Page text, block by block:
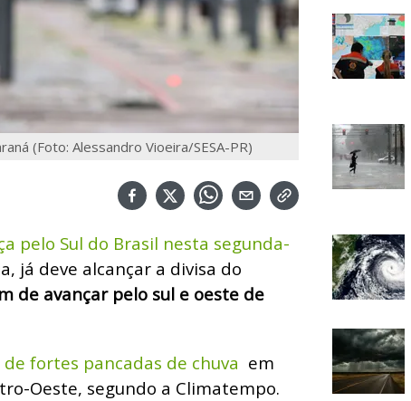
(Foto: Alessandro Vioeira/SESA-PR)
pelo Sul do Brasil nesta segunda-
já deve alcançar a divisa do
de avançar pelo sul e oeste de
fortes pancadas de chuva em
Oeste, segundo a Climatempo.